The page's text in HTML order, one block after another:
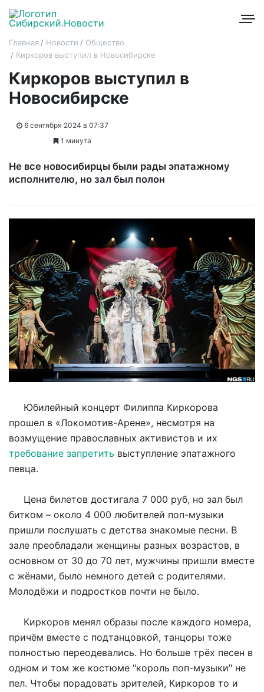
Главная Новости
Общество
Киркоров выступил в Новосибирске
Киркоров выступил в
Новосибирске
6 сентября 2024 в 07:37
1 минута
Не все новосибирцы были рады эпатажному
исполнителю, но зал был полон
Юбилейный концерт Филиппа Киркорова
прошел в «Локомотив-Арене», несмотря на
возмущение православных активистов и их
требование запретить выступление эпатажного
певца.
Цена билетов достигала 7 000 руб, но зал был
битком – около 4 000 любителей поп-музыки
пришли послушать с детства знакомые песни. В
зале преобладали женщины разных возрастов, в
основном от 30 до 70 лет, мужчины пришли вместе
с жёнами, было немного детей с родителями.
Молодёжи и подростков почти не было.
Киркоров менял образы после каждого номера,
причём вместе с подтанцовкой, танцоры тоже
полностью переодевались. Но больше трёх песен в
одном и том же костюме "король поп-музыки" не
пел. Чтобы порадовать зрителей, Киркоров то и